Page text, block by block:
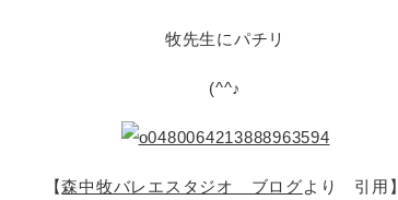
牧先生にパチリ
(^^♪
【森中牧バレエスタジオ ブログより 引用】